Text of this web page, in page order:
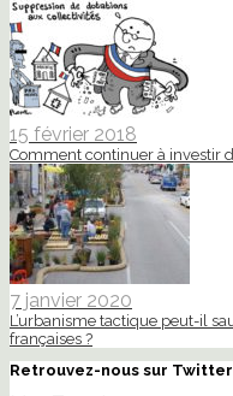
15 février 2018
Comment continuer à investir
7 janvier 2020
L’urbanisme tactique peut-il
françaises ?
Retrouvez-nous sur Twitter